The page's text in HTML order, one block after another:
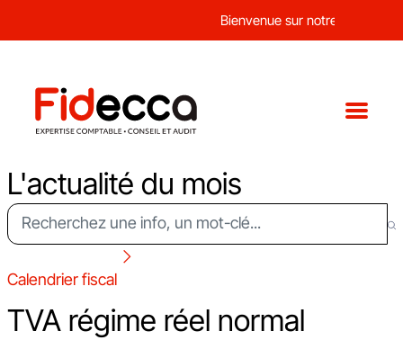
Bienvenue sur notre nouveau
L'actualité du mois
Calendrier fiscal
TVA régime réel normal